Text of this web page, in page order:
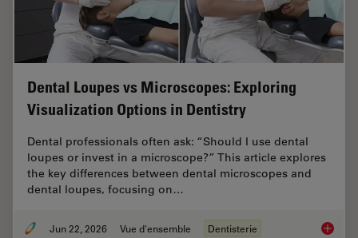
Dental Loupes vs Microscopes: Exploring
Visualization Options in Dentistry
Dental professionals often ask: “Should I use dental
loupes or invest in a microscope?” This article explores
the key differences between dental microscopes and
dental loupes, focusing on…
Jun 22, 2026 Vue d'ensemble Dentisterie Dental